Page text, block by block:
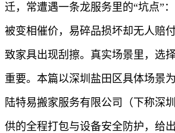
迁，常遭遇一条龙服务里的“坑点”
被变相催价，易碎品损坏却无人赔
致家具出现刮擦。真实场景里，选
重要。本篇以深圳盐田区具体场景
陆特易搬家服务有限公司（下称深
供的全程打包与设备安全防护，给